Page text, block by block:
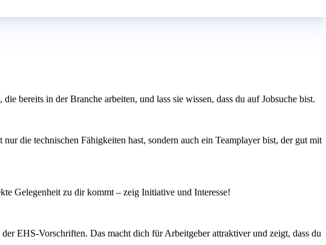
bereits in der Branche arbeiten, und lass sie wissen, dass du auf Jobsuche bist.
die technischen Fähigkeiten hast, sondern auch ein Teamplayer bist, der gut mit
Gelegenheit zu dir kommt – zeig Initiative und Interesse!
EHS-Vorschriften. Das macht dich für Arbeitgeber attraktiver und zeigt, dass du